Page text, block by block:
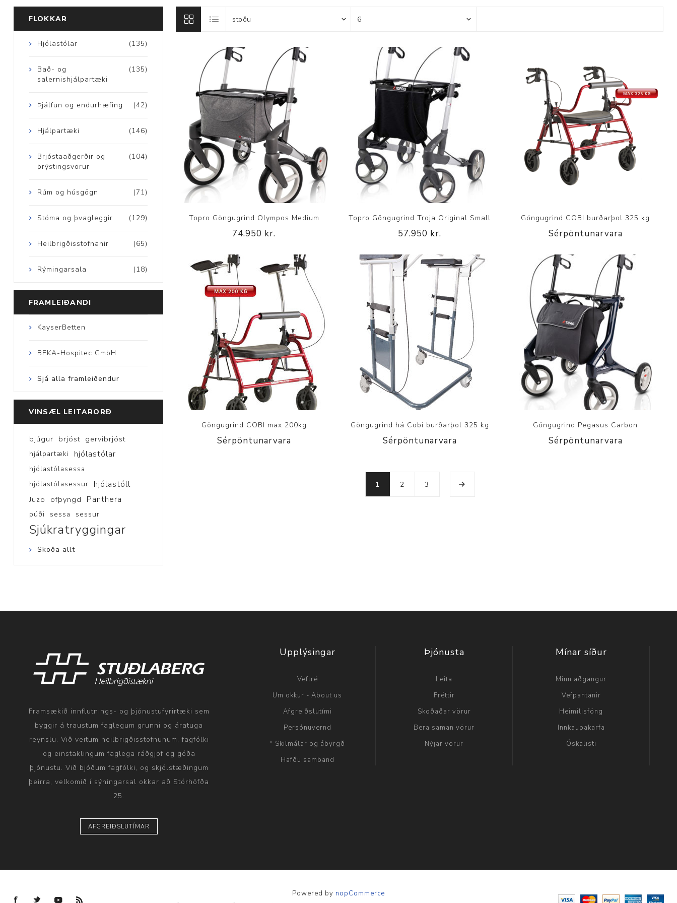
Dýnur
Húsgögn
Aukabúnaður
Legusáravarnir
Þvagleggir
Skoðunar- og
meðferðarbekkir
Þrýstingsvafningar
Rýmingarsala
Topro Göngugrind Olympos Medium
74.950 kr.
Topro Göngugrind Troja Original Small
57.950 kr.
Göngugrind COBI burðarþol 325 kg
Sérpöntunarvara
Göngugrind COBI max 200kg
Sérpöntunarvara
Göngugrind há Cobi burðarþol 325 kg
Sérpöntunarvara
Göngugrind Pegasus Carbon
Sérpöntunarvara
1 2 3
FLOKKAR
(135)
Hjólastólar
(135)
Bað- og
salernishjálpartæki
(42)
Þjálfun og endurhæfing
(146)
Hjálpartæki
(104)
Brjóstaaðgerðir og
þrýstingsvörur
(71)
Rúm og húsgögn
(129)
Stóma og þvagleggir
(65)
Heilbrigðisstofnanir
(18)
Rýmingarsala
FRAMLEIÐANDI
KayserBetten
BEKA-Hospitec GmbH
Sjá alla framleiðendur
VINSÆL LEITARORÐ
bjúgur brjóst gervibrjóst
hjálpartæki hjólastólar
hjólastólasessa
hjólastólasessur
hjólastóll
Juzo ofþyngd Panthera
púði sessa sessur
Sjúkratryggingar
Skoða allt
Framsækið innflutnings- og þjónustufyrirtæki sem
byggir á traustum faglegum grunni og áratuga
reynslu. Við veitum heilbrigðisstofnunum, fagfólki
og einstaklingum faglega ráðgjöf og góða
þjónustu. Við bjóðum fagfólki, og skjólstæðingum
þeirra, velkomið í sýningarsal okkar að Stórhöfða
25.
AFGREIÐSLUTÍMAR
Upplýsingar
Veftré
Um okkur - About us
Afgreiðslutími
Persónuvernd
* Skilmálar og ábyrgð
Hafðu samband
Þjónusta
Leita
Fréttir
Skoðaðar vörur
Bera saman vörur
Nýjar vörur
Mínar síður
Minn aðgangur
Vefpantanir
Heimilisföng
Innkaupakarfa
Óskalisti
Powered by nopCommerce